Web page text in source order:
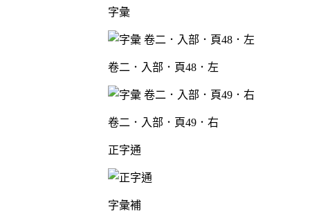
字彙
卷二．入部．頁48．左
卷二．入部．頁49．右
正字通
字彙補